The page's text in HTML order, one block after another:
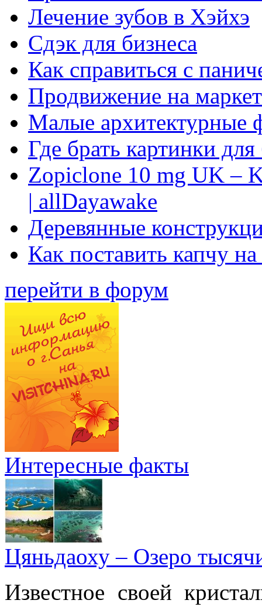
Лечение зубов в Хэйхэ
Сдэк для бизнеса
Как справиться с
Продвижение на
Малые архитектурные
Где брать картинки
Zopiclone 10 mg UK –
| allDayawake
Деревянные
Как поставить капчу
перейти в форум
Интересные факты
Цяньдаоху – Озеро
Известное своей